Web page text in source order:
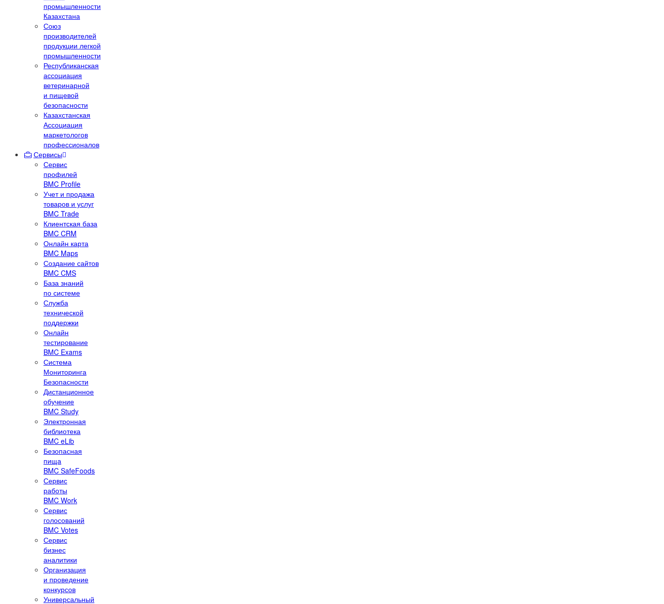
промышленности
Казахстана
Союз
производителей
продукции легкой
промышленности
Республиканская
ассоциация
ветеринарной
и пищевой
безопасности
Казахстанская
Ассоциация
маркетологов
профессионалов
Сервисы
Сервис
профилей
BMC Profile
Учет и продажа
товаров и услуг
BMC Trade
Клиентская база
BMC CRM
Онлайн карта
BMC Maps
Создание сайтов
BMC CMS
База знаний
по системе
Служба
технической
поддержки
Онлайн
тестирование
BMC Exams
Система
Мониторинга
Безопасности
Дистанционное
обучение
BMC Study
Электронная
библиотека
BMC eLib
Безопасная
пища
BMC SafeFoods
Сервис
работы
BMC Work
Сервис
голосований
BMC Votes
Сервис
бизнес
аналитики
Организация
и проведение
конкурсов
Универсальный